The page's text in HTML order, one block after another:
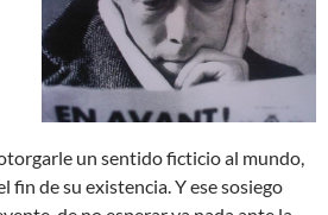
un sentido ficticio al mundo,
fin de su existencia. Y ese sosiego